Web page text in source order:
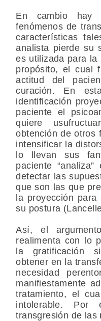
En cambio
fenómenos de
características
analista pierde su
es utilizada para la
propósito, el cual
actitud del
curación. En
identificación
paciente el
quiere
obtención de otros
intensificar la
lo llevan sus
paciente
detectar las
que son las que
la proyección para
su postura
Así, el
realimenta con lo
la gratificación
obtener en la
necesidad
manifiestamente
tratamiento, el
intolerable. Por
transgresión de las